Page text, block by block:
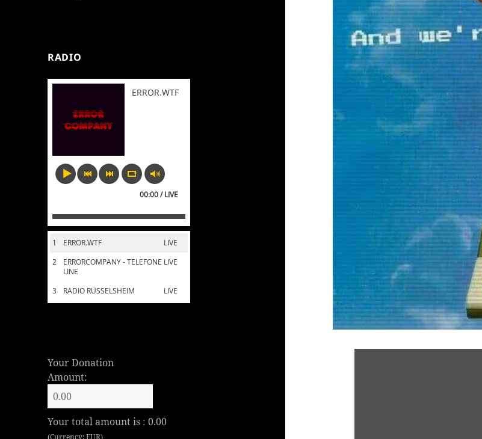
RADIO
ERROR.WTF
00:00 / LIVE
1 LIVE
ERROR.WTF
2
LIVE
ERRORCOMPANY - TELEFONE
LINE
3
LIVE
RADIO RÜSSELSHEIM
Your Donation
Amount:
Your total amount is :0.00
(Currency: EUR)